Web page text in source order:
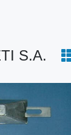
S.A.